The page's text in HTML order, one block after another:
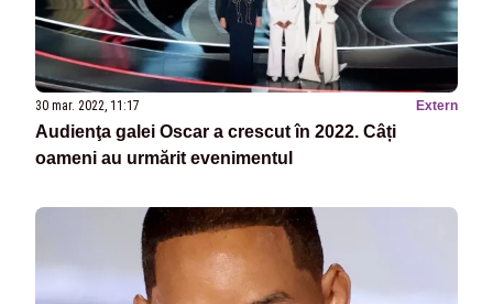
30 mar. 2022, 11:17 Extern
Audienţa galei Oscar a crescut în 2022. Câți
oameni au urmărit evenimentul